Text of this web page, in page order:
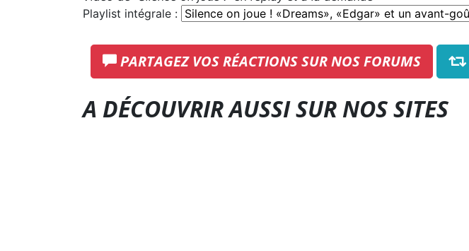
Playlist intégrale :
PARTAGEZ VOS RÉACTIONS SUR NOS FORUMS
A DÉCOUVRIR AUSSI SUR NOS SITES